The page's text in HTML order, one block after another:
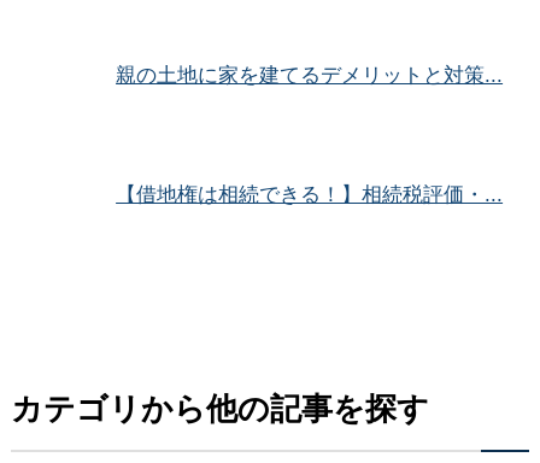
親の土地に家を建てるデメリットと対策...
【借地権は相続できる！】相続税評価・...
カテゴリから他の記事を探す